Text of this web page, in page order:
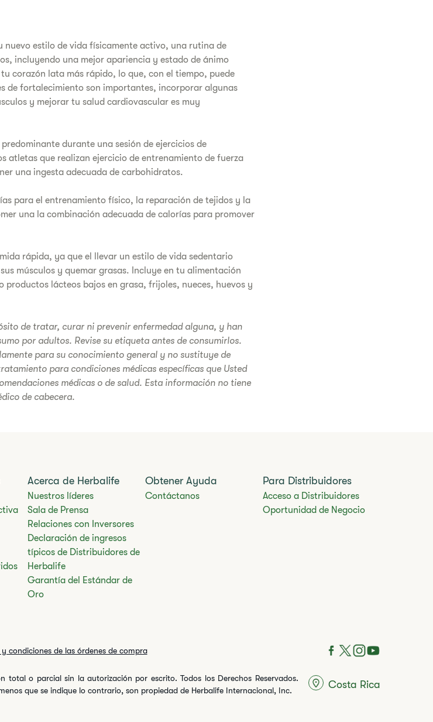
nuevo estilo de vida físicamente activo, una rutina de
incluyendo una mejor apariencia y estado de ánimo
corazón lata más rápido, lo que, con el tiempo, puede
de fortalecimiento son importantes, incorporar algunas
y mejorar tu salud cardiovascular es muy
durante una sesión de ejercicios de
atletas que realizan ejercicio de entrenamiento de fuerza
una ingesta adecuada de carbohidratos.
para el entrenamiento físico, la reparación de tejidos y la
una la combinación adecuada de calorías para promover
rápida, ya que el llevar un estilo de vida sedentario
músculos y quemar grasas. Incluye en tu alimentación
productos lácteos bajos en grasa, frijoles, nueces, huevos y
de tratar, curar ni prevenir enfermedad alguna, y han
por adultos. Revise su etiqueta antes de consumirlos.
para su conocimiento general y no sustituye de
para condiciones médicas específicas que Usted
médicas o de salud. Esta información no tiene
de cabecera.
Acerca de Herbalife
Nuestros líderes
Sala de Prensa
Relaciones con Inversores
Declaración de ingresos
típicos de Distribuidores de
Herbalife
Garantía del Estándar de
Oro
Obtener Ayuda
Contáctanos
Para Distribuidores
Acceso a Distribuidores
Oportunidad de Negocio
y condiciones de las órdenes de compra
o parcial sin la autorización por escrito. Todos los Derechos Reservados.
que se indique lo contrario, son propiedad de Herbalife Internacional, Inc.
Costa Rica